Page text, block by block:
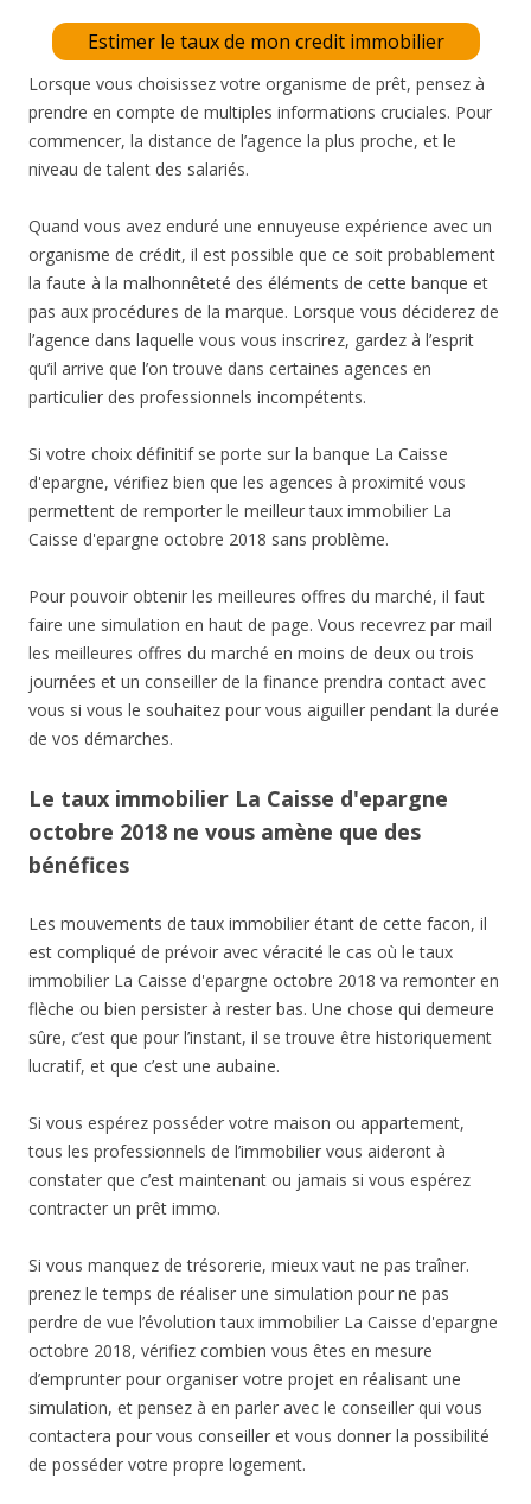
Estimer le taux de mon credit immobilier
Lorsque vous choisissez votre organisme de prêt, pensez à
prendre en compte de multiples informations cruciales. Pour
commencer, la distance de l’agence la plus proche, et le
niveau de talent des salariés.
Quand vous avez enduré une ennuyeuse expérience avec un
organisme de crédit, il est possible que ce soit probablement
la faute à la malhonnêteté des éléments de cette banque et
pas aux procédures de la marque. Lorsque vous déciderez de
l’agence dans laquelle vous vous inscrirez, gardez à l’esprit
qu’il arrive que l’on trouve dans certaines agences en
particulier des professionnels incompétents.
Si votre choix définitif se porte sur la banque La Caisse
d'epargne, vérifiez bien que les agences à proximité vous
permettent de remporter le meilleur taux immobilier La
Caisse d'epargne octobre 2018 sans problème.
Pour pouvoir obtenir les meilleures offres du marché, il faut
faire une simulation en haut de page. Vous recevrez par mail
les meilleures offres du marché en moins de deux ou trois
journées et un conseiller de la finance prendra contact avec
vous si vous le souhaitez pour vous aiguiller pendant la durée
de vos démarches.
Le taux immobilier La Caisse d'epargne
octobre 2018 ne vous amène que des
bénéfices
Les mouvements de taux immobilier étant de cette facon, il
est compliqué de prévoir avec véracité le cas où le taux
immobilier La Caisse d'epargne octobre 2018 va remonter en
flèche ou bien persister à rester bas. Une chose qui demeure
sûre, c’est que pour l’instant, il se trouve être historiquement
lucratif, et que c’est une aubaine.
Si vous espérez posséder votre maison ou appartement,
tous les professionnels de l’immobilier vous aideront à
constater que c’est maintenant ou jamais si vous espérez
contracter un prêt immo.
Si vous manquez de trésorerie, mieux vaut ne pas traîner.
prenez le temps de réaliser une simulation pour ne pas
perdre de vue l’évolution taux immobilier La Caisse d'epargne
octobre 2018, vérifiez combien vous êtes en mesure
d’emprunter pour organiser votre projet en réalisant une
simulation, et pensez à en parler avec le conseiller qui vous
contactera pour vous conseiller et vous donner la possibilité
de posséder votre propre logement.